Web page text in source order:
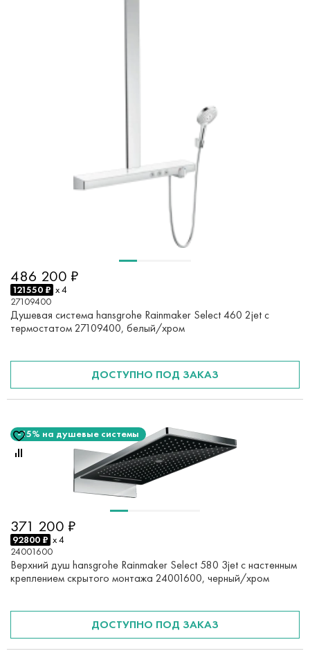
486 200 ₽
121550 ₽ x 4
27109400
Душевая система hansgrohe Rainmaker Select 460 2jet с
термостатом 27109400, белый/хром
ДОСТУПНО ПОД ЗАКАЗ
-15% на душевые системы
371 200 ₽
92800 ₽ x 4
24001600
Верхний душ hansgrohe Rainmaker Select 580 3jet с настенным
креплением скрытого монтажа 24001600, черный/хром
ДОСТУПНО ПОД ЗАКАЗ